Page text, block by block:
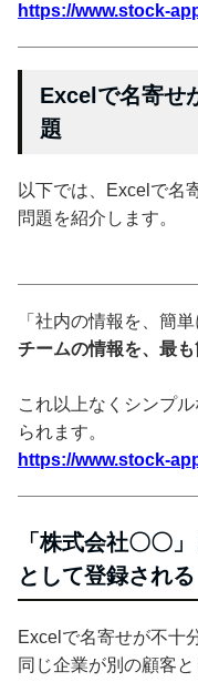
https://www.stock-
Excelで名寄せ
題
以下では、Excelで名
問題を紹介します。
「社内の情報を、簡
チームの情報を、最
これ以上なくシンプ
られます。
https://www.stock-
「株式会社〇〇
として登録される
Excelで名寄せが不十
同じ企業が別の顧客